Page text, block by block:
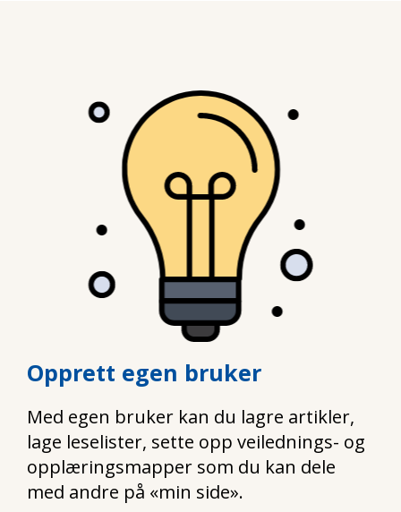
Opprett egen bruker
Med egen bruker kan du lagre artikler,
lage leselister, sette opp veilednings- og
opplæringsmapper som du kan dele
med andre på «min side».